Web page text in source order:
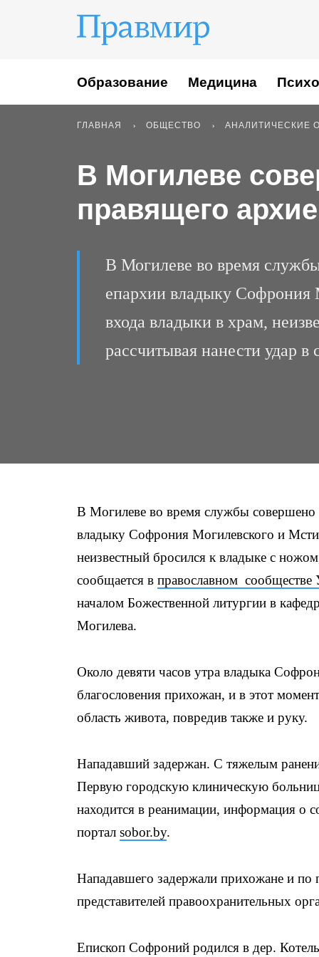
Образование Медицина
ГЛАВНАЯ ОБЩЕСТВО АНАЛИТИЧЕСКИЕ
В Могилеве
правящего
В Могилеве во время
епархии владыку Софрония
входа владыки в храм,
рассчитывая нанести удар в
В Могилеве во время службы совершено
владыку Софрония Могилевского и
неизвестный бросился к владыке с
сообщается в православном сообществе
началом Божественной литургии в
Могилева.
Около девяти часов утра владыка
благословения прихожан, и в этот
область живота, повредив также и руку.
Нападавший задержан. С тяжелым
Первую городскую клиническую
находится в реанимации, информация о
портал sobor.by.
Нападавшего задержали прихожане и по
представителей правоохранительных
Епископ Софроний родился в дер.